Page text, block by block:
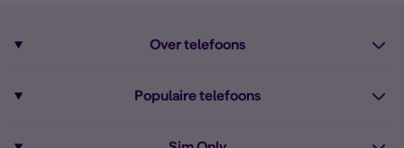
Over telefoons
Populaire telefoons